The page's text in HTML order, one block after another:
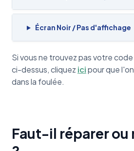
Écran Noir / Pas d'affichage
Si vous ne trouvez pas votre
ci-dessus, cliquez icipour que
dans la foulée.
Faut-il réparer ou